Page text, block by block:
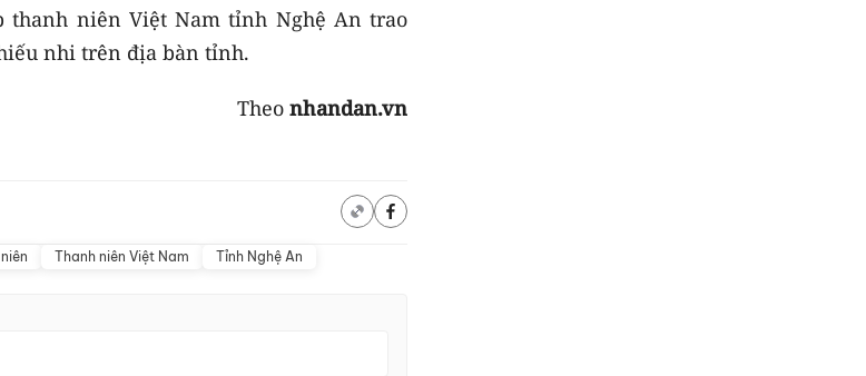
niên Việt Nam tỉnh Nghệ An trao
nhi trên địa bàn tỉnh.
Theo nhandan.vn
Thanh niên Việt Nam
Tỉnh Nghệ An